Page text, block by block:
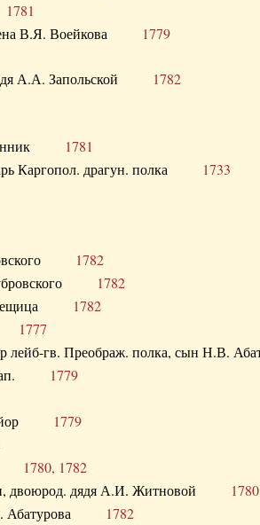
1781
В.Я. Воейкова 1779
А.А. Запольской 1782
1781
Каргопол. драгун. полка 1733
1782
1782
1782
1777
лейб-гв. Преображ. полка, сын Н.В.
1779
1779
1780, 1782
двоюрод. дядя А.И. Житновой 1780
Абатурова 1782